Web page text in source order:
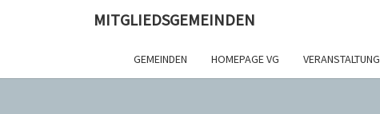
MITGLIEDSGEMEINDEN
GEMEINDEN HOMEPAGE VG